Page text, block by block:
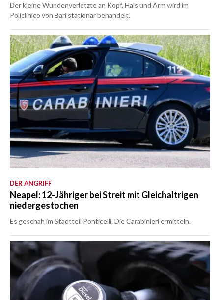
Der kleine Wundenverletzte an Kopf, Hals und Arm wird im
Policlinico von Bari stationär behandelt.
DER ANGRIFF
Neapel: 12-Jähriger bei Streit mit Gleichaltrigen
niedergestochen
Es geschah im Stadtteil Ponticelli. Die Carabinieri ermitteln.